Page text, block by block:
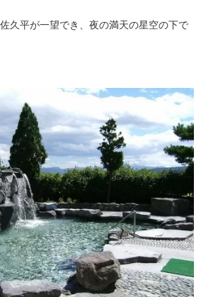
久平が一望でき、夜の満天の星空の下で